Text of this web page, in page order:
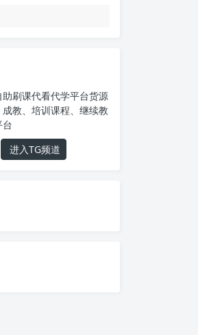
刷课代看代学平台货源
教、培训课程、继续教
进入TG频道